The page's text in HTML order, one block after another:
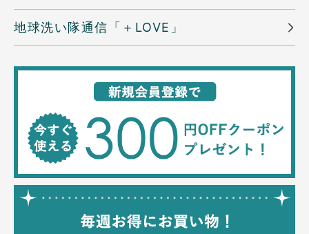
地球洗い隊通信「＋LOVE」